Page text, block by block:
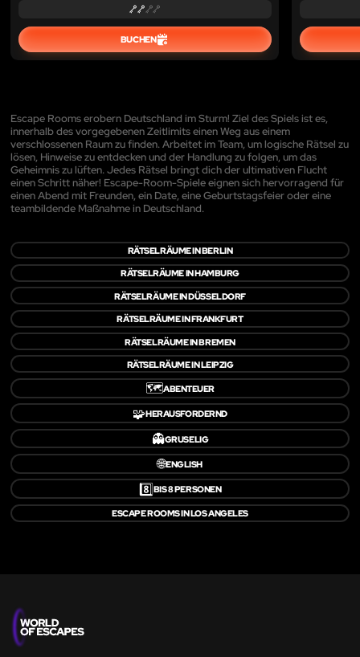
BUCHEN
Escape Rooms erobern Deutschland im Sturm! Ziel des Spiels ist es,
innerhalb des vorgegebenen Zeitlimits einen Weg aus einem
verschlossenen Raum zu finden. Arbeitet im Team, um logische Rätsel zu
lösen, Hinweise zu entdecken und der Handlung zu folgen, um das
Geheimnis zu lüften. Jedes Rätsel bringt dich der ultimativen Flucht
einen Schritt näher! Escape-Room-Spiele eignen sich hervorragend für
einen Abend mit Freunden, ein Date, eine Geburtstagsfeier oder eine
teambildende Maßnahme in Deutschland.
RÄTSELRÄUME IN BERLIN
RÄTSELRÄUME IN HAMBURG
RÄTSELRÄUME IN DÜSSELDORF
RÄTSELRÄUME IN FRANKFURT
RÄTSELRÄUME IN BREMEN
RÄTSELRÄUME IN LEIPZIG
🗺️ABENTEUER
🧩HERAUSFORDERND
👻GRUSELIG
🌐ENGLISH
8️⃣BIS 8 PERSONEN
ESCAPE ROOMS IN LOS ANGELES